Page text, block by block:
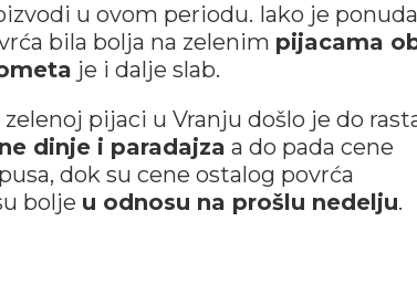
u ovom periodu. Iako je ponuda
bila bolja na zelenim pijacama
je i dalje slab.
zelenoj pijaci u Vranju došlo je do
dinje i paradajza a do pada cene
dok su cene ostalog povrća
bolje u odnosu na prošlu nedelju.